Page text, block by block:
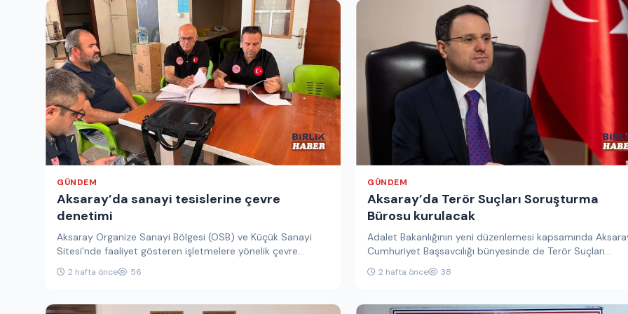
GÜNDEM
Aksaray’da sanayi tesislerine çevre
denetimi
Aksaray Organize Sanayi Bölgesi (OSB) ve Küçük Sanayi
Sitesi’nde faaliyet gösteren işletmelere yönelik çevre
denetimleri gerçekleştirildi. Aksaray Çevre,…
2 hafta önce 56
GÜNDEM
Aksaray’da Terör Suçları Soruşturma
Bürosu kurulacak
Adalet Bakanlığının yeni düzenlemesi kapsamında
Cumhuriyet Başsavcılığı bünyesinde de Terör Suçları
Soruşturma Bürosu oluşturulacak. Yeni uygulamayla
2 hafta önce 38